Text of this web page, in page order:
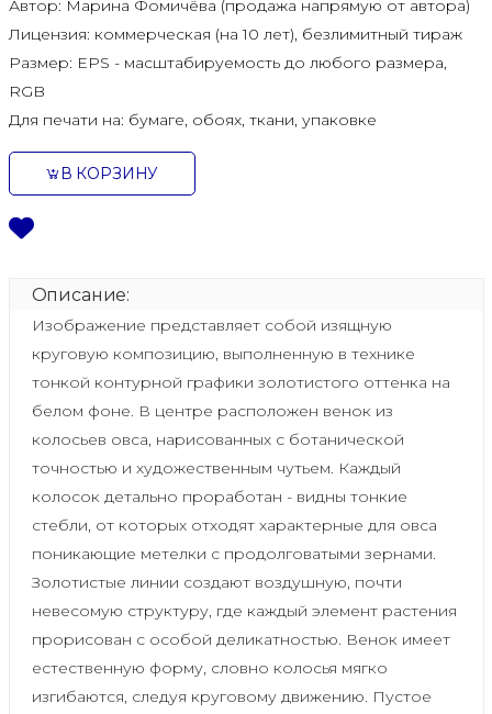
Автор: Марина Фомичёва (продажа напрямую от автора)
Лицензия: коммерческая (на 10 лет), безлимитный тираж
Размер: EPS - масштабируемость до любого размера,
RGB
Для печати на: бумаге, обоях, ткани, упаковке
В КОРЗИНУ
Описание:
Изображение представляет собой изящную
круговую композицию, выполненную в технике
тонкой контурной графики золотистого оттенка на
белом фоне. В центре расположен венок из
колосьев овса, нарисованных с ботанической
точностью и художественным чутьем. Каждый
колосок детально проработан - видны тонкие
стебли, от которых отходят характерные для овса
поникающие метелки с продолговатыми зернами.
Золотистые линии создают воздушную, почти
невесомую структуру, где каждый элемент растения
прорисован с особой деликатностью. Венок имеет
естественную форму, словно колосья мягко
изгибаются, следуя круговому движению. Пустое